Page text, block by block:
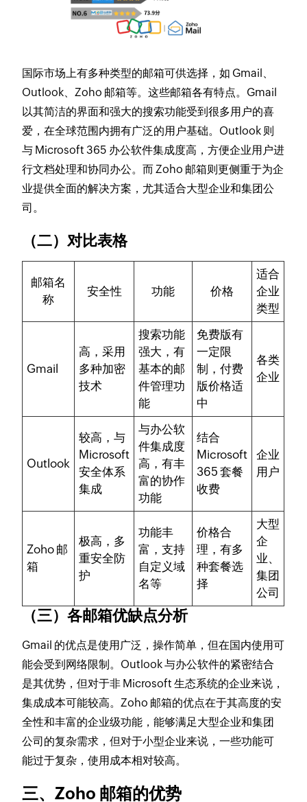
国际市场上有多种类型的邮箱可供选择，如 Gmail、
Outlook、Zoho 邮箱等。这些邮箱各有特点。Gmail
以其简洁的界面和强大的搜索功能受到很多用户的喜
爱，在全球范围内拥有广泛的用户基础。Outlook 则
与 Microsoft 365 办公软件集成度高，方便企业用户进
行文档处理和协同办公。而 Zoho 邮箱则更侧重于为企
业提供全面的解决方案，尤其适合大型企业和集团公
司。
（二）对比表格
邮箱名
称
安全性 功能 价格
适合
企业
类型
Gmail
高，采用
多种加密
技术
搜索功能
强大，有
基本的邮
件管理功
能
免费版有
一定限
制，付费
版价格适
中
各类
企业
Outlook
较高，与
Microsoft
安全体系
集成
与办公软
件集成度
高，有丰
富的协作
功能
结合
Microsoft
365 套餐
收费
企业
用户
Zoho 邮
箱
极高，多
重安全防
护
功能丰
富，支持
自定义域
名等
价格合
理，有多
种套餐选
择
大型
企
业、
集团
公司
（三）各邮箱优缺点分析
Gmail 的优点是使用广泛，操作简单，但在国内使用可
能会受到网络限制。Outlook 与办公软件的紧密结合
是其优势，但对于非 Microsoft 生态系统的企业来说，
集成成本可能较高。Zoho 邮箱的优点在于其高度的安
全性和丰富的企业级功能，能够满足大型企业和集团
公司的复杂需求，但对于小型企业来说，一些功能可
能过于复杂，使用成本相对较高。
三、Zoho 邮箱的优势